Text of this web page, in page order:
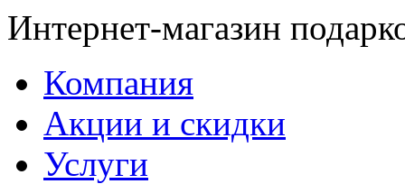
Интернет-магазин
Компания
Акции и скидки
Услуги